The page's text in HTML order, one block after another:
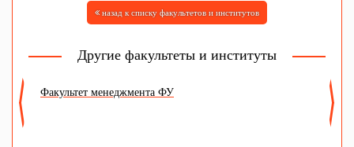
назад к списку факультетов и институтов
Другие факультеты и институты
Факультет менеджмента ФУ